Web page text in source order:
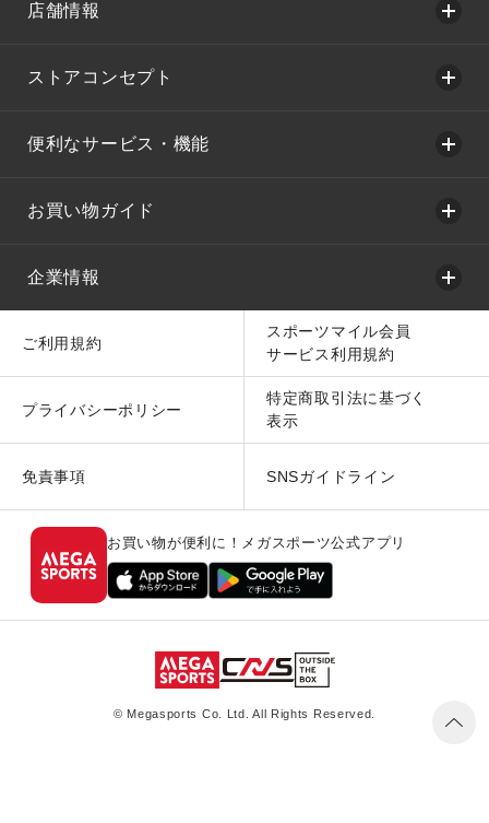
店舗情報
ストアコンセプト
便利なサービス・機能
お買い物ガイド
企業情報
ご利用規約
スポーツマイル会員
サービス利用規約
プライバシーポリシー
特定商取引法に基づく
表示
免責事項 SNSガイドライン
お買い物が便利に！メガスポーツ公式アプリ
© Megasports Co. Ltd. All Rights Reserved.